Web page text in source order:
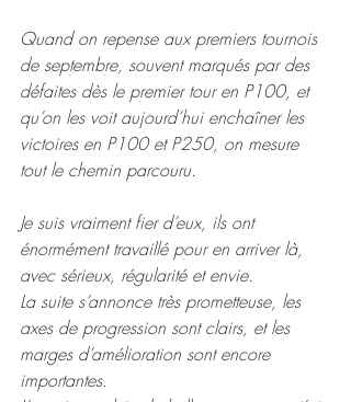
Quand on repense aux premiers tournois
de septembre, souvent marqués par des
défaites dès le premier tour en P100, et
qu’on les voit aujourd’hui enchaîner les
victoires en P100 et P250, on mesure
tout le chemin parcouru.
Je suis vraiment fier d’eux, ils ont
énormément travaillé pour en arriver là,
avec sérieux, régularité et envie.
La suite s’annonce très prometteuse, les
axes de progression sont clairs, et les
marges d’amélioration sont encore
importantes.